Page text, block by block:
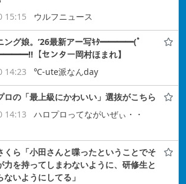
15:15
ウルフニュース
ング娘。’26最新アー写ｷﾀ━━━━(ﾟ
【センター岡村ほまれ】
14:23
℃-ute派なんday
ロの「最上級にかわいい」選抜がこちら
14:13
ハロプロってながいぜぃ・・
くら「小田さんと喋ったということでそ
力を持ってしまわないように、研修生と
ないようにしてる」